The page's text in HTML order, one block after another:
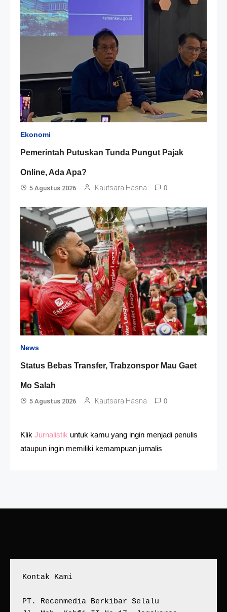
Ekonomi
Pemerintah Putuskan Tunda Pungut Pajak
Online, Ada Apa?
5 Agustus 2026 Kautsara Hasna 0
News
Status Bebas Transfer, Trabzonspor Mau Gaet
Mo Salah
5 Agustus 2026 Kautsara Hasna 0
Klik Jurnalistik untuk kamu yang ingin menjadi penulis
ataupun ingin memiliki kemampuan jurnalis
Kontak Kami
PT. Recenmedia Berkibar Selalu